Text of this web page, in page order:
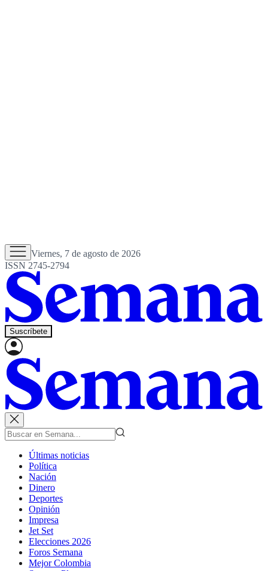
Viernes, 7 de agosto de 2026
ISSN 2745-2794
Suscríbete
Últimas noticias
Política
Nación
Dinero
Deportes
Opinión
Impresa
Jet Set
Elecciones 2026
Foros Semana
Mejor Colombia